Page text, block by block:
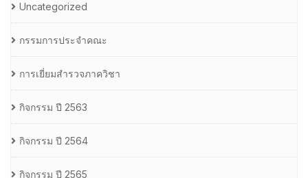
Uncategorized
กรรมการประจำคณะ
การเยี่ยมสำรวจภาควิชา
กิจกรรม ปี 2563
กิจกรรม ปี 2564
กิจกรรม ปี 2565